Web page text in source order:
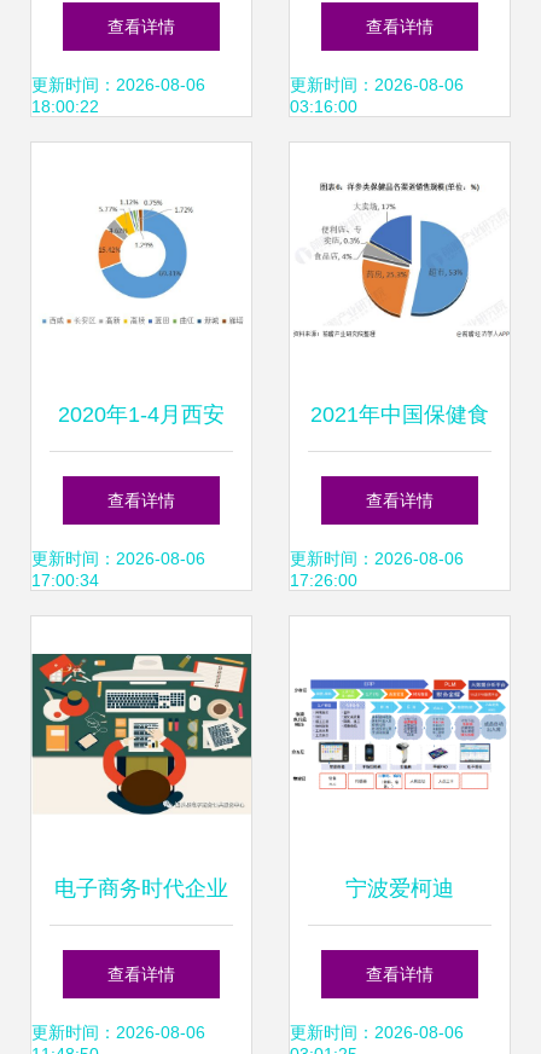
解析 洞悉销售业务
的关键词脉动
查看详情
更新时间：2026-08-06
18:00:22
代市场营销与销售
业务的协同进化
查看详情
更新时间：2026-08-06
03:16:00
2020年1-4月西安
房地产企业销售业
绩排行榜分析
查看详情
更新时间：2026-08-06
17:00:34
2021年中国保健食
品行业销售模式及
发展趋势分析 线上
长新引擎
查看详情
更新时间：2026-08-06
17:26:00
电子商务时代企业
销售业务的市场营
销新思路
查看详情
更新时间：2026-08-06
宁波爱柯迪
以“5G+未来工
厂”赋能销售业务数
查看详情
更新时间：2026-08-06